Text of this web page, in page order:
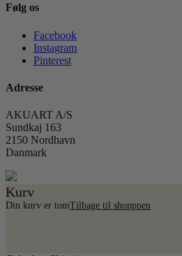
Følg os
Facebook
Instagram
Pinterest
Adresse
AKUART A/S
Sundkaj 163
2150 Nordhavn
Danmark
Kurv
Din kurv er tomTilbage til shopppen